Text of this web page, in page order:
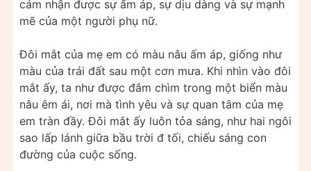
cảm nhận được sự ấm áp, sự dịu dàng và sự mạnh
mẽ của một người phụ nữ.
Đôi mắt của mẹ em có màu nâu ấm áp, giống như
màu của trái đất sau một cơn mưa. Khi nhìn vào đôi
mắt ấy, ta như được đắm chìm trong một biển màu
nâu êm ái, nơi mà tình yêu và sự quan tâm của mẹ
em tràn đầy. Đôi mắt ấy luôn tỏa sáng, như hai ngôi
sao lấp lánh giữa bầu trời đ tối, chiếu sáng con
đường của cuộc sống.